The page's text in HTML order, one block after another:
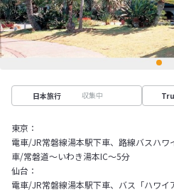
日本旅行 収集中
東京：
電車/JR常磐線湯本駅下車、路線バスハワ
車/常磐道～いわき湯本IC～5分
仙台：
電車/JR常磐線湯本駅下車、バス「ハワイ